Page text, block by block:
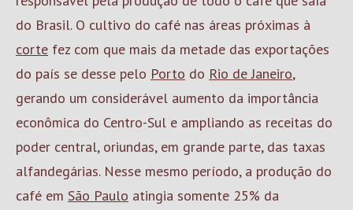
do Brasil. O cultivo do café nas áreas próximas à
corte fez com que mais da metade das exportações
do país se desse pelo Porto do Rio de Janeiro,
gerando um considerável aumento da importância
econômica do Centro-Sul e ampliando as receitas do
poder central, oriundas, em grande parte, das taxas
alfandegárias. Nesse mesmo período, a produção do
café em São Paulo atingia somente 25% da